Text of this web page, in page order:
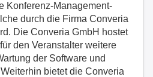
Konferenz-Management-
durch die Firma Converia
Die Converia GmbH hostet
den Veranstalter weitere
der Software und
bietet die Converia